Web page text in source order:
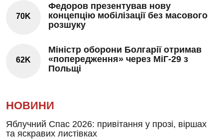
70K
Федоров презентував нову
концепцію мобілізації без масового
розшуку
62K
Міністр оборони Болгарії отримав
«попередження» через МіГ-29 з
Польщі
НОВИНИ
Яблучний Спас 2026: привітання у прозі, віршах
та яскравих листівках